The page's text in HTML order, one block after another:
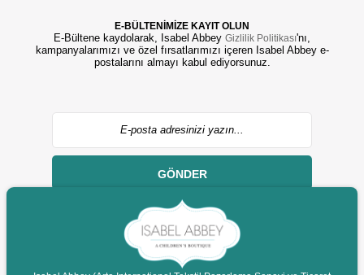
E-BÜLTENİMİZE KAYIT OLUN
E-Bültene kaydolarak, Isabel Abbey Gizlilik Politikası'nı,
kampanyalarımızı ve özel fırsatlarımızı içeren Isabel Abbey e-
postalarını almayı kabul ediyorsunuz.
GÖNDER